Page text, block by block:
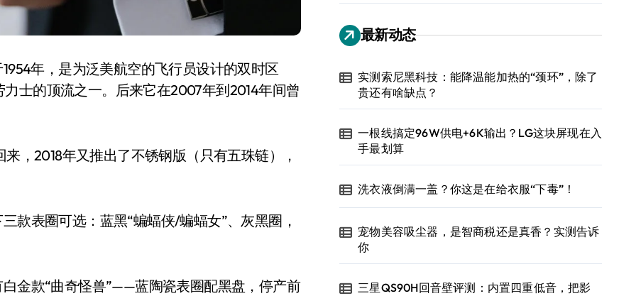
年，是为泛美航空的飞行员设计的双时区
士的顶流之一。后来它在2007年到2014年间曾
，2018年又推出了不锈钢版（只有五珠链），
款表圈可选：蓝黑“蝙蝠侠/蝙蝠女”、灰黑圈，
金款“曲奇怪兽”——蓝陶瓷表圈配黑盘，停产前
最新动态
实测索尼黑科技：能降温能加热的“颈环”，除了
贵还有啥缺点？
一根线搞定96W供电+6K输出？LG这块屏现在入
手最划算
洗衣液倒满一盖？你这是在给衣服“下毒”！
宠物美容吸尘器，是智商税还是真香？实测告诉
你
三星QS90H回音壁评测：内置四重低音，把影